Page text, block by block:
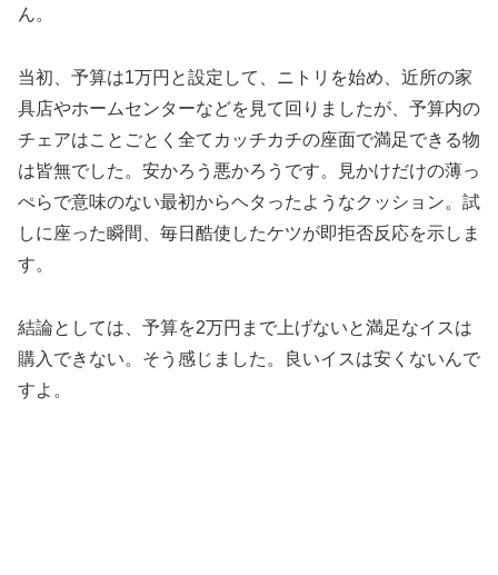
ん。
当初、予算は1万円と設定して、ニトリを始め、近所の家
具店やホームセンターなどを見て回りましたが、予算内の
チェアはことごとく全てカッチカチの座面で満足できる物
は皆無でした。安かろう悪かろうです。見かけだけの薄っ
ぺらで意味のない最初からヘタったようなクッション。試
しに座った瞬間、毎日酷使したケツが即拒否反応を示しま
す。
結論としては、予算を2万円まで上げないと満足なイスは
購入できない。そう感じました。良いイスは安くないんで
すよ。